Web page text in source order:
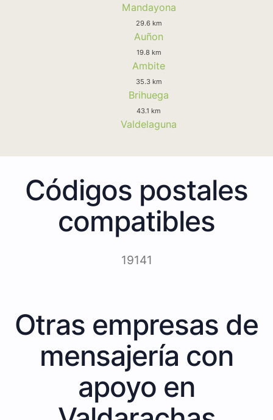
Mandayona
29.6 km
Auñon
19.8 km
Ambite
35.3 km
Brihuega
43.1 km
Valdelaguna
Códigos postales
compatibles
19141
Otras empresas de
mensajería con
apoyo en